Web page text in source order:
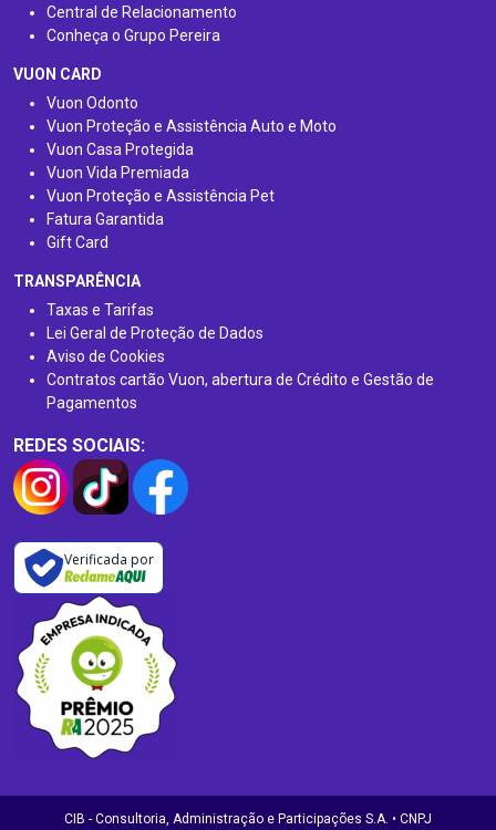
Central de Relacionamento
Conheça o Grupo Pereira
VUON CARD
Vuon Odonto
Vuon Proteção e Assistência Auto e Moto
Vuon Casa Protegida
Vuon Vida Premiada
Vuon Proteção e Assistência Pet
Fatura Garantida
Gift Card
TRANSPARÊNCIA
Taxas e Tarifas
Lei Geral de Proteção de Dados
Aviso de Cookies
Contratos cartão Vuon, abertura de Crédito e Gestão de
Pagamentos
REDES SOCIAIS:
Verificada por
CIB - Consultoria, Administração e Participações S.A. • CNPJ